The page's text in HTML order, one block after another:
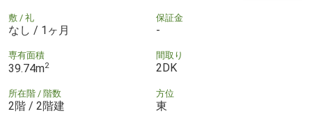
敷 / 礼
なし / 1ヶ月
保証金
-
専有面積
39.74m2
間取り
2DK
所在階 / 階数
2階 / 2階建
方位
東